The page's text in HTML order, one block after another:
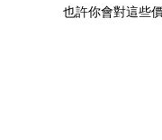
也許你會對這些